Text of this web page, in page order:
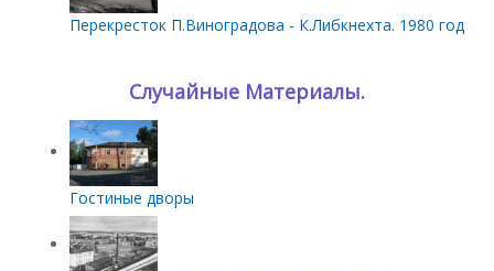
Перекресток П.Виноградова - К.Либкнехта. 1980 год
Случайные Материалы.
Гостиные дворы